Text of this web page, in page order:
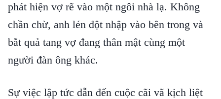
phát hiện vợ rẽ vào một ngôi nhà lạ. Không
chần chừ, anh lén đột nhập vào bên trong và
bắt quả tang vợ đang thân mật cùng một
người đàn ông khác.
Sự việc lập tức dẫn đến cuộc cãi vã kịch liệt